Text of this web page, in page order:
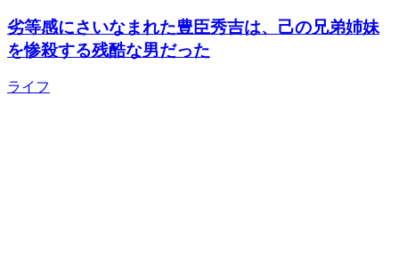
劣等感にさいなまれた豊臣秀吉は、己の兄弟姉妹
を惨殺する残酷な男だった
ライフ